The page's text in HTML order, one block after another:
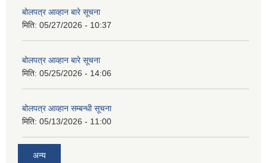
बोलपत्र आव्हान बारे सूचना
मिति: 05/27/2026 - 10:37
बोलपत्र आव्हान बारे सूचना
मिति: 05/25/2026 - 14:06
बोलपत्र आव्हान सम्बन्धी सूचना
मिति: 05/13/2026 - 11:00
अन्य